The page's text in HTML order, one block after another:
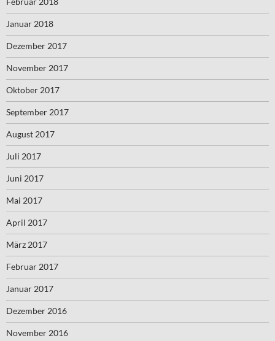
Januar 2018
Dezember 2017
November 2017
Oktober 2017
September 2017
August 2017
Juli 2017
Juni 2017
Mai 2017
April 2017
März 2017
Februar 2017
Januar 2017
Dezember 2016
November 2016